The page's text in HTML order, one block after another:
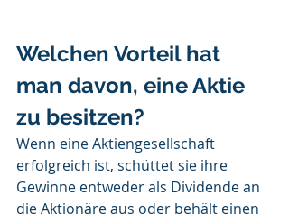
Welchen Vorteil hat
man davon, eine Aktie
zu besitzen?
Wenn eine Aktiengesellschaft
erfolgreich ist, schüttet sie ihre
Gewinne entweder als Dividende an
die Aktionäre aus oder behält einen